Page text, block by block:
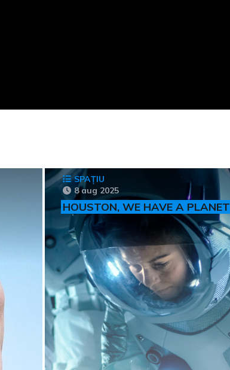
SPAȚIU
8 aug 2025
HOUSTON, WE HAVE A PLANET